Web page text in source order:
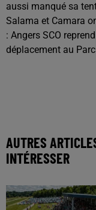
aussi manqué sa
Salama et Camara
: Angers SCO
déplacement au
AUTRES
INTÉRESSER